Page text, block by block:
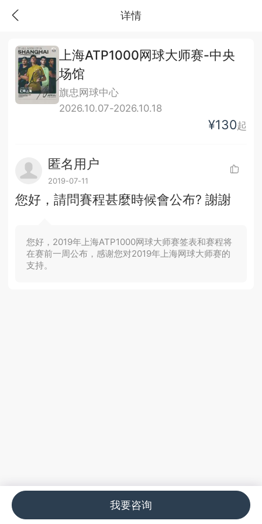
详情
上海ATP1000网球大师赛-中央
场馆
旗忠网球中心
2026.10.07-2026.10.18
¥130起
匿名用户
2019-07-11
您好，請問賽程甚麼時候會公布? 謝謝
您好，2019年上海ATP1000网球大师赛签表和赛程将
在赛前一周公布，感谢您对2019年上海网球大师赛的
支持。
我要咨询